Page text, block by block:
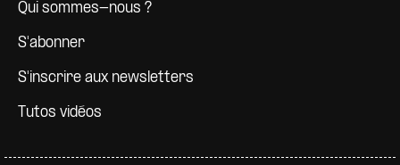
Qui sommes-nous ?
S'abonner
S'inscrire aux newsletters
Tutos vidéos